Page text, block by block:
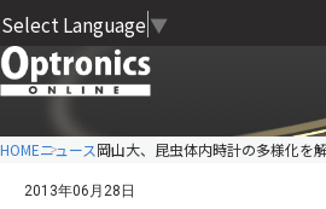
Select Language ▼
HOMEニュース岡山大、昆虫体内時計の多様化を
2013年06月28日